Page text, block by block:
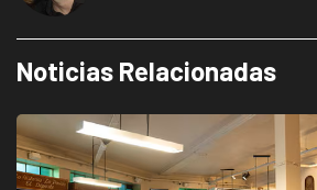
Noticias Relacionadas